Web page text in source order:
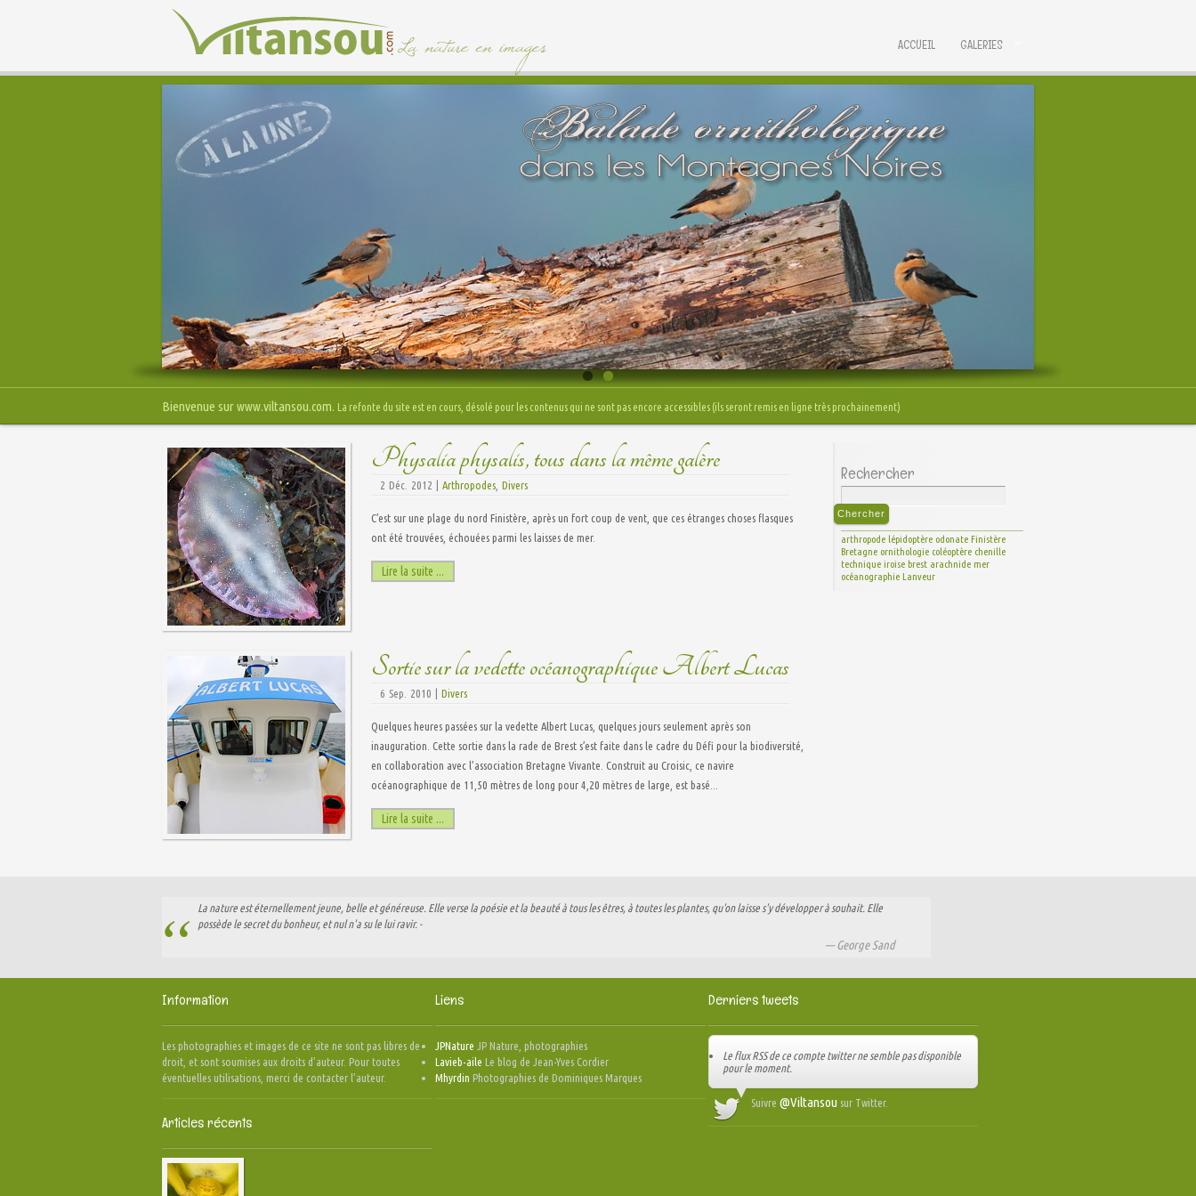
ACCUEIL GALERIES
Bienvenue sur www.viltansou.com. La refonte du site est en cours, désolé pour les contenus qui ne sont pas encore accessibles (ils seront remis en ligne très prochainement)
Physalia physalis, tous dans la même galère
2 Déc. 2012 | Arthropodes Divers
C’est sur une plage du nord Finistère, après un fort coup de vent, que ces étranges choses flasques
ont été trouvées, échouées parmi les laisses de mer.
Lire la suite ...
Sortie sur la vedette océanographique Albert Lucas
6 Sep. 2010 | Divers
Quelques heures passées sur la vedette Albert Lucas, quelques jours seulement après son
inauguration. Cette sortie dans la rade de Brest s’est faite dans le cadre du Défi pour la biodiversité,
en collaboration avec l’association Bretagne Vivante. Construit au Croisic, ce navire
océanographique de 11,50 mètres de long pour 4,20 mètres de large, est basé...
Lire la suite ...
Rechercher
arthropode lépidoptère odonate Finistère
Bretagne ornithologie coléoptère chenille
technique iroise brest arachnide mer
océanographie Lanveur
La nature est éternellement jeune, belle et généreuse. Elle verse la poésie et la beauté à tous les êtres, à toutes les plantes, qu'on laisse s'y développer à souhait. Elle
possède le secret du bonheur, et nul n'a su le lui ravir. -
George Sand
Information
Les photographies et images de ce site ne sont pas libres de
droit, et sont soumises aux droits d’auteur. Pour toutes
éventuelles utilisations, merci de contacter l’auteur.
Articles récents
Liens
JPNature JP Nature, photographies
Lavieb-aile Le blog de Jean-Yves Cordier
Mhyrdin Photographies de Dominiques Marques
Derniers tweets
Le flux RSS de ce compte twitter ne semble pas disponible
pour le moment.
Suivre @Viltansou sur Twitter.